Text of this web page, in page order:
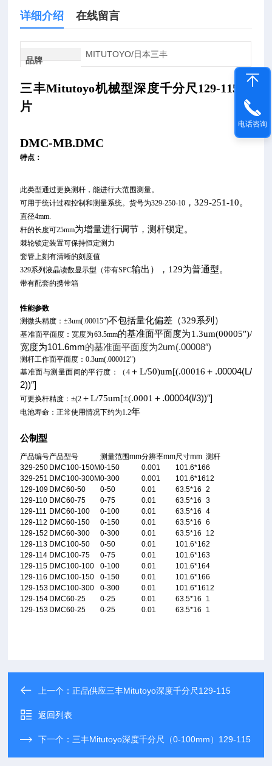
详细介绍 在线留言
品牌
MITUTOYO/日本三丰
三丰Mitutoyo机械型深度千分尺129-115图
片
DMC-MB.DMC
特点：
此类型通过更换测杆，能进行大范围测量。
可用于统计过程控制和测量系统。货号为329-250-10 ，329-251-10。
直径4mm.
杆的长度可25mm为增量进行调节，测杆锁定。
棘轮锁定装置可保持恒定测力
套管上刻有清晰的刻度值
329系列液晶读数显示型（带有SPC输出），129为普通型。
带有配套的携带箱
性能参数
测微头精度：±3um(.00015″)不包括量化偏差（329系列）
基准面平面度：宽度为63.5mm的基准面平面度为1.3um(00005″)/
宽度为101.6mm的基准面平面度为2um(.00008″)
测杆工作面平面度：0.3um(.000012″)
基准面与测量面间的平行度：（4＋L/50)um[(.00016 ＋.00004(L/
2))″]
可更换杆精度：±(2 ＋L/75um[±(.0001 ＋.00004(l/3))″]
电池寿命：正常使用情况下约为1.2年
公制型
产品编号产品型号 测量范围mm分辨率mm尺寸mm 测杆
329-250 DMC100-150M0-150 0.001 101.6*166
329-251 DMC100-300M0-300 0.001 101.6*1612
129-109 DMC60-50 0-50 0.01 63.5*16
2
129-110 DMC60-75 0-75 0.01 63.5*16
3
129-111 DMC60-100 0-100 0.01 63.5*16
4
129-112 DMC60-150 0-150 0.01 63.5*16
6
129-152 DMC60-300 0-300 0.01 63.5*16
12
129-113 DMC100-50 0-50 0.01 101.6*162
129-114 DMC100-75 0-75 0.01 101.6*163
129-115 DMC100-100 0-100 0.01 101.6*164
129-116 DMC100-150 0-150 0.01 101.6*166
129-153 DMC100-300 0-300 0.01 101.6*1612
129-154 DMC60-25 0-25 0.01 63.5*16
1
129-153 DMC60-25 0-25 0.01 63.5*16 1
上一个：正品供应三丰Mitutoyo深度千分尺129-115
返回列表
下一个： 三丰Mitutoyo深度千分尺（0-100mm）129-115
电话咨询